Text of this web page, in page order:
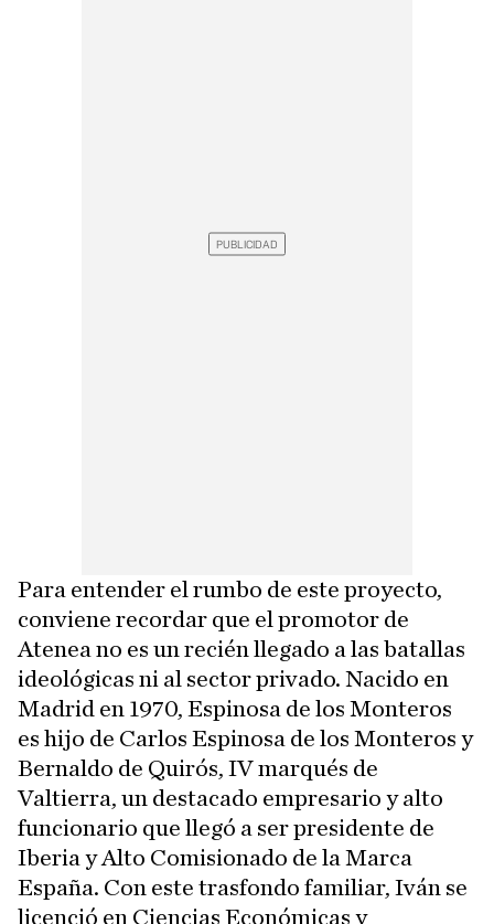
Para entender el rumbo de este proyecto,
conviene recordar que el promotor de
Atenea no es un recién llegado a las batallas
ideológicas ni al sector privado. Nacido en
Madrid en 1970, Espinosa de los Monteros
es hijo de Carlos Espinosa de los Monteros y
Bernaldo de Quirós, IV marqués de
Valtierra, un destacado empresario y alto
funcionario que llegó a ser presidente de
Iberia y Alto Comisionado de la Marca
España. Con este trasfondo familiar, Iván se
licenció en Ciencias Económicas y